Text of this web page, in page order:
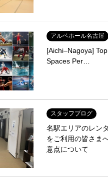
アルベホール名古屋
[Aichi–Nagoya]
Spaces Per…
スタッフブログ
名駅エリアのレン
をご利用の皆さま
意点について